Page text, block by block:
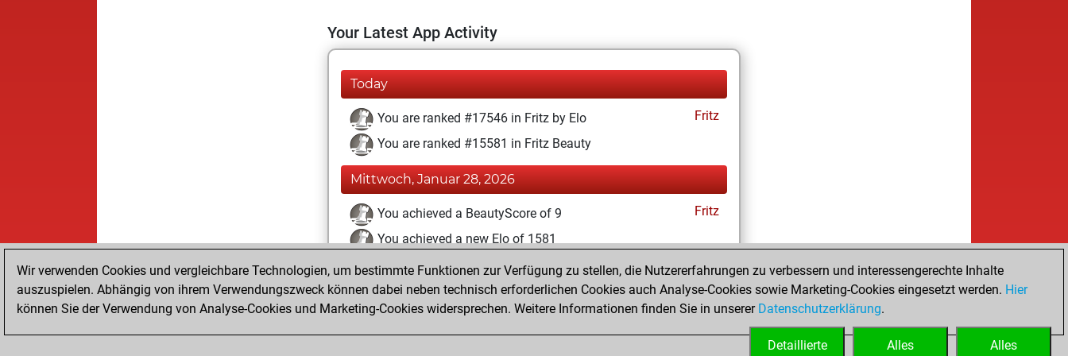
Your Latest App Activity
Today
You are ranked #17546 in Fritz by Elo
Fritz
You are ranked #15581 in Fritz Beauty
Mittwoch, Januar 28, 2026
You achieved a BeautyScore of 9
Fritz
You achieved a new Elo of 1581
Montag, Januar 26, 2026
You created your Fritz account Fritz
Wir verwenden Cookies und vergleichbare Technologien, um bestimmte Funktionen zur Verfügung zu stellen, die Nutzererfahrungen zu verbessern und interessengerechte Inhalte
auszuspielen. Abhängig von ihrem Verwendungszweck können dabei neben technisch erforderlichen Cookies auch Analyse-Cookies sowie Marketing-Cookies eingesetzt werden. Hier
können Sie der Verwendung von Analyse-Cookies und Marketing-Cookies widersprechen. Weitere Informationen finden Sie in unserer Datenschutzerklärung.
Alles
Alles
Detaillierte